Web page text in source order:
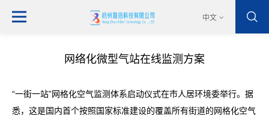
中文
网络化微型气站在线监测方案
“一街一站”网格化空气监测体系启动仪式在市人居环境委举行。据
悉，这是国内首个按照国家标准建设的覆盖所有街道的网格化空气